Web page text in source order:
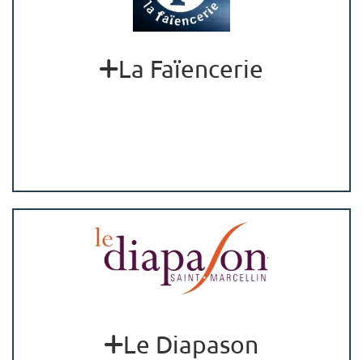
La Faïencerie
Le Diapason